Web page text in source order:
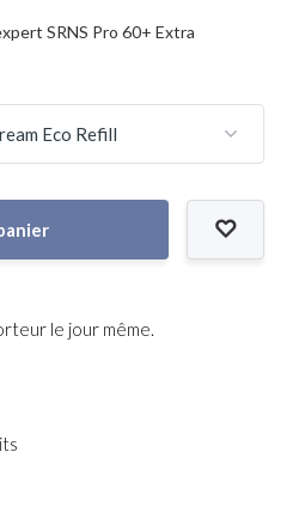
SRNS Pro 60+ Extra
le jour même.